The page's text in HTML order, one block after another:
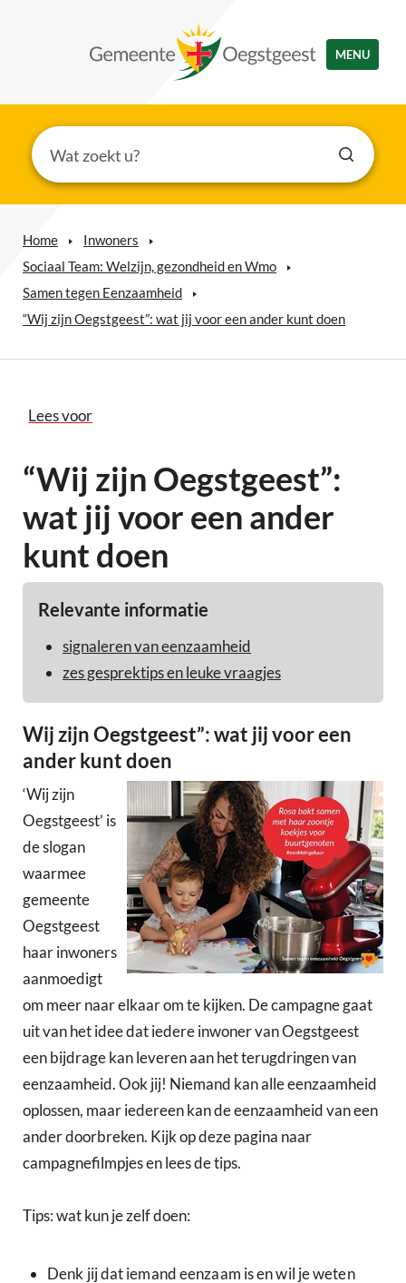
MENU
Home
Inwoners
Sociaal Team: Welzijn, gezondheid en Wmo
Samen tegen Eenzaamheid
“Wij zijn Oegstgeest”: wat jij voor een ander kunt doen
Lees voor
“Wij zijn Oegstgeest”:
wat jij voor een ander
kunt doen
Relevante informatie
signaleren van eenzaamheid
zes gesprektips en leuke vraagjes
Wij zijn Oegstgeest”: wat jij voor een
ander kunt doen
‘Wij zijn
Oegstgeest’ is
de slogan
waarmee
gemeente
Oegstgeest
haar inwoners
aanmoedigt
om meer naar elkaar om te kijken. De campagne gaat
uit van het idee dat iedere inwoner van Oegstgeest
een bijdrage kan leveren aan het terugdringen van
eenzaamheid. Ook jij! Niemand kan alle eenzaamheid
oplossen, maar iedereen kan de eenzaamheid van een
ander doorbreken. Kijk op deze pagina naar
campagnefilmpjes en lees de tips.
Tips: wat kun je zelf doen:
Denk jij dat iemand eenzaam is en wil je weten